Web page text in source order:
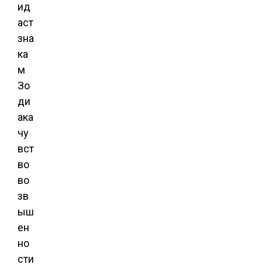
ид
аст
зна
ка
м
Зо
ди
ака
чу
вст
во
во
зв
ыш
ен
но
сти